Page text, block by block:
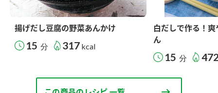
揚げだし豆腐の野菜あんかけ
15 分 317 kcal
白だしで作る！
ん
15 分